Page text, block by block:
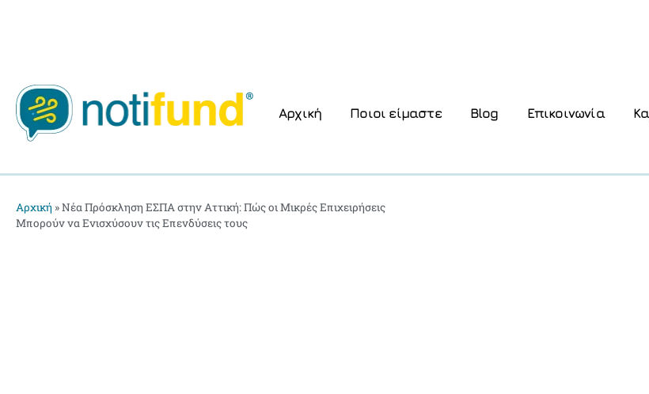
Αρχική Ποιοι είμαστε Blog Επικοινωνία
Αρχική »Νέα Πρόσκληση ΕΣΠΑ στην Αττική: Πώς οι Μικρές Επιχειρήσεις
Μπορούν να Ενισχύσουν τις Επενδύσεις τους